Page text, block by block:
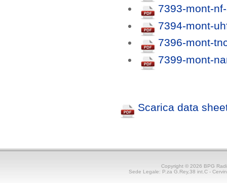
7393-mont-
7394-mont-
7396-mont-
7399-mont-
Scarica data
Copyright © 2026 BPG
Sede Legale: P.za G.Rey,38 int.C -